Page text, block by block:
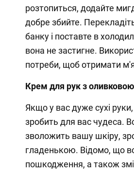
розтопиться, додайте
добре збийте.
банку і поставте в
вона не застигне.
потреби, щоб отримати
Крем для рук з
Якщо у вас дуже сухі
зробить для вас чудеса.
зволожить вашу шкіру,
гладенькою. Відомо, що
пошкодження, а також